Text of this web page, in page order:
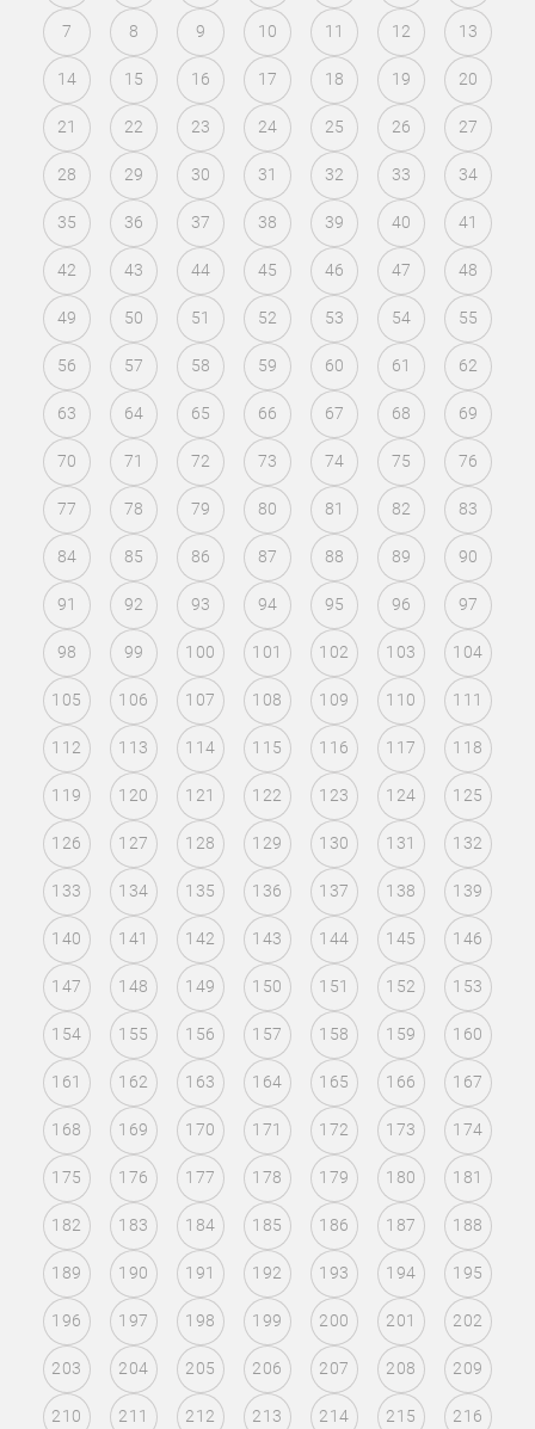
7 8 9 10 11 12 13
14 15 16 17 18 19 20
21 22 23 24 25 26 27
28 29 30 31 32 33 34
35 36 37 38 39 40 41
42 43 44 45 46 47 48
49 50 51 52 53 54 55
56 57 58 59 60 61 62
63 64 65 66 67 68 69
70 71 72 73 74 75 76
77 78 79 80 81 82 83
84 85 86 87 88 89 90
91 92 93 94 95 96 97
98 99 100 101 102 103 104
105 106 107 108 109 110 111
112 113 114 115 116 117 118
119 120 121 122 123 124 125
126 127 128 129 130 131 132
133 134 135 136 137 138 139
140 141 142 143 144 145 146
147 148 149 150 151 152 153
154 155 156 157 158 159 160
161 162 163 164 165 166 167
168 169 170 171 172 173 174
175 176 177 178 179 180 181
182 183 184 185 186 187 188
189 190 191 192 193 194 195
196 197 198 199 200 201 202
203 204 205 206 207 208 209
210 211 212 213 214 215 216